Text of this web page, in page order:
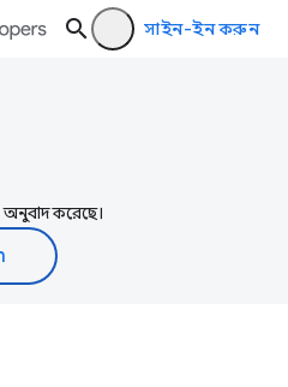
সাইন-ইন করুন
অনুবাদ করেছে।